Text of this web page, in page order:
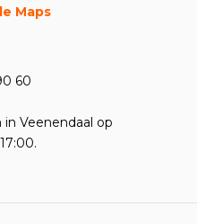
Maps
60
Veenendaal op